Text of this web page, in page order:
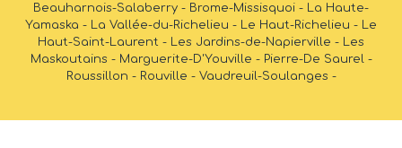
Beauharnois-Salaberry - Brome-Missisquoi - La Haute-
Yamaska - La Vallée-du-Richelieu - Le Haut-Richelieu - Le
Haut-Saint-Laurent - Les Jardins-de-Napierville - Les
Maskoutains - Marguerite-D'Youville - Pierre-De Saurel -
Roussillon - Rouville - Vaudreuil-Soulanges -